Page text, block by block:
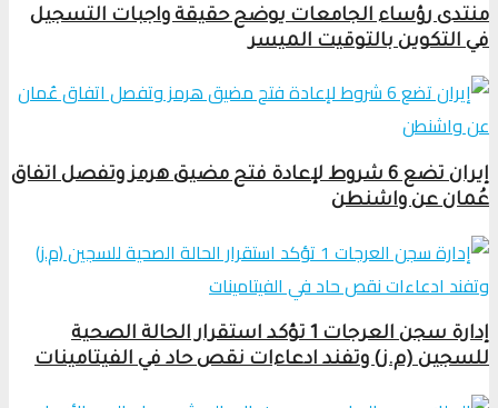
منتدى رؤساء الجامعات يوضح حقيقة واجبات التسجيل
في التكوين بالتوقيت الميسر
إيران تضع 6 شروط لإعادة فتح مضيق هرمز وتفصل اتفاق
عُمان عن واشنطن
إدارة سجن العرجات 1 تؤكد استقرار الحالة الصحية
للسجين (م.ز) وتفند ادعاءات نقص حاد في الفيتامينات